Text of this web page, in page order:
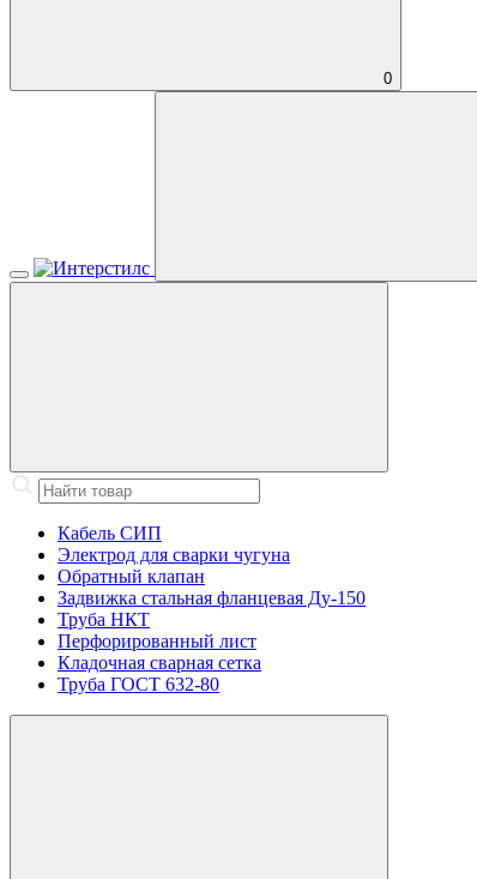
0
Кабель СИП
Электрод для сварки чугуна
Обратный клапан
Задвижка стальная фланцевая Ду-150
Труба НКТ
Перфорированный лист
Кладочная сварная сетка
Труба ГОСТ 632-80